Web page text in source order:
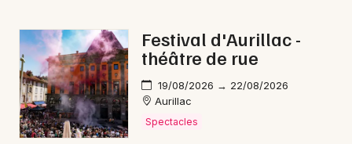
Festival d'Aurillac -
théâtre de rue
19/08/2026 → 22/08/2026
Aurillac
Spectacles